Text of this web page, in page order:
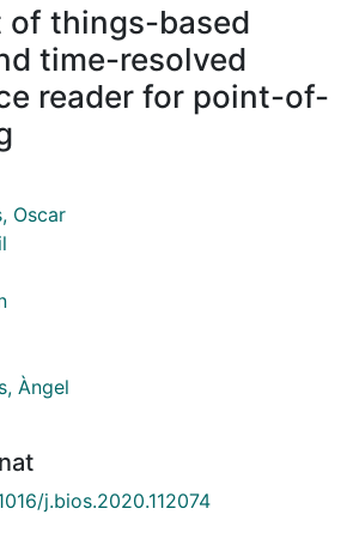
of things-based
time-resolved
reader for point-of-
Oscar
Àngel
j.bios.2020.112074